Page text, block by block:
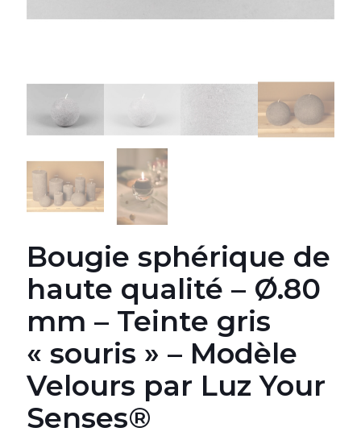
Bougie sphérique de
haute qualité – Ø.80
mm – Teinte gris
« souris » – Modèle
Velours par Luz Your
Senses®